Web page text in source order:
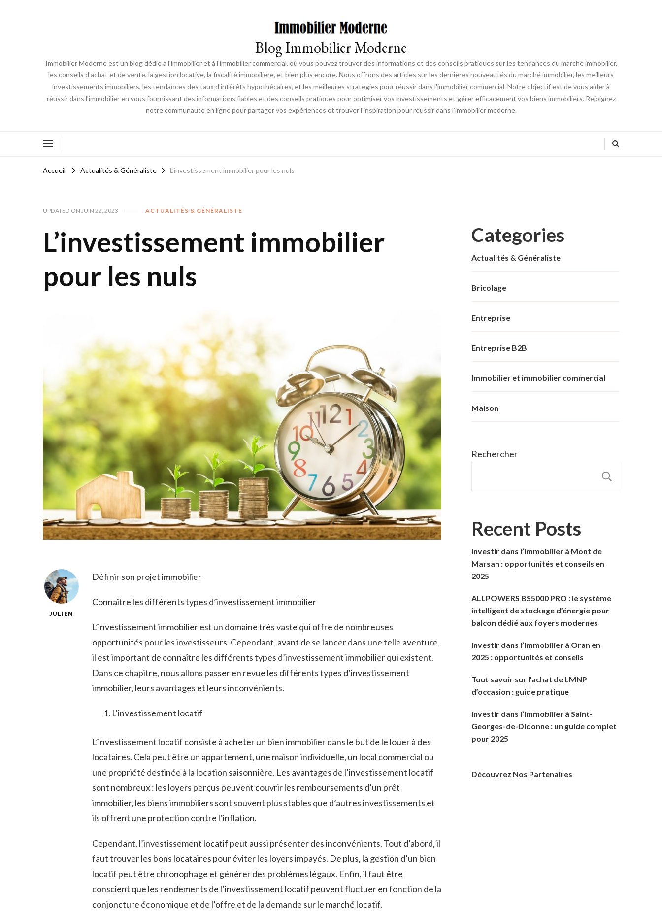
Blog Immobilier Moderne
Immobilier Moderne est un blog dédié à l'immobilier et à l'immobilier commercial, où vous pouvez trouver des informations et des conseils pratiques sur les tendances du marché immobilier,
les conseils d'achat et de vente, la gestion locative, la fiscalité immobilière, et bien plus encore. Nous offrons des articles sur les dernières nouveautés du marché immobilier, les meilleurs
investissements immobiliers, les tendances des taux d'intérêts hypothécaires, et les meilleures stratégies pour réussir dans l'immobilier commercial. Notre objectif est de vous aider à
réussir dans l'immobilier en vous fournissant des informations fiables et des conseils pratiques pour optimiser vos investissements et gérer efficacement vos biens immobiliers. Rejoignez
notre communauté en ligne pour partager vos expériences et trouver l'inspiration pour réussir dans l'immobilier moderne.
Accueil Actualités & Généraliste L’investissement immobilier pour les nuls
UPDATED ON JUIN 22, 2023 ACTUALITÉS & GÉNÉRALISTE
L’investissement immobilier
pour les nuls
JULIEN
Définir son projet immobilier
Connaître les différents types d’investissement immobilier
L’investissement immobilier est un domaine très vaste qui offre de nombreuses
opportunités pour les investisseurs. Cependant, avant de se lancer dans une telle aventure,
il est important de connaître les différents types d’investissement immobilier qui existent.
Dans ce chapitre, nous allons passer en revue les différents types d’investissement
immobilier, leurs avantages et leurs inconvénients.
L’investissement locatif
L’investissement locatif consiste à acheter un bien immobilier dans le but de le louer à des
locataires. Cela peut être un appartement, une maison individuelle, un local commercial ou
une propriété destinée à la location saisonnière. Les avantages de l’investissement locatif
sont nombreux : les loyers perçus peuvent couvrir les remboursements d’un prêt
immobilier, les biens immobiliers sont souvent plus stables que d’autres investissements et
ils offrent une protection contre l’inflation.
Cependant, l’investissement locatif peut aussi présenter des inconvénients. Tout d’abord, il
faut trouver les bons locataires pour éviter les loyers impayés. De plus, la gestion d’un bien
locatif peut être chronophage et générer des problèmes légaux. Enfin, il faut être
conscient que les rendements de l’investissement locatif peuvent fluctuer en fonction de la
conjoncture économique et de l’offre et de la demande sur le marché locatif.
Categories
Actualités & Généraliste
Bricolage
Entreprise
Entreprise B2B
Immobilier et immobilier commercial
Maison
Rechercher
Recent Posts
Investir dans l’immobilier à Mont de
Marsan : opportunités et conseils en
2025
ALLPOWERS BS5000 PRO : le système
intelligent de stockage d’énergie pour
balcon dédié aux foyers modernes
Investir dans l’immobilier à Oran en
2025 : opportunités et conseils
Tout savoir sur l’achat de LMNP
d’occasion : guide pratique
Investir dans l’immobilier à Saint-
Georges-de-Didonne : un guide complet
pour 2025
Découvrez Nos Partenaires